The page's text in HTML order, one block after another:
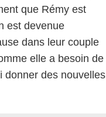
que Rémy est
est devenue
dans leur couple
elle a besoin de
donner des nouvelles